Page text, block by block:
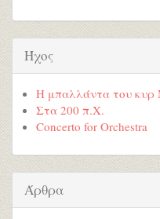
Ήχος
Η μπαλλάντα του κυρ
Στα 200 π.Χ.
Concerto for Orchestra
Άρθρα